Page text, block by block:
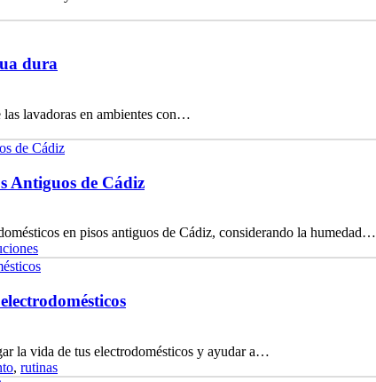
dura
lavadoras en ambientes con…
Antiguos de Cádiz
en pisos antiguos de Cádiz, considerando la humedad…
la vida de tus electrodomésticos y ayudar a…
, rutinas